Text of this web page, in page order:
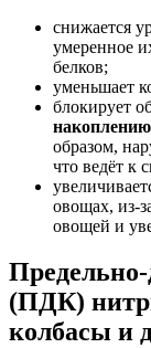
снижается
умеренное
белков;
уменьшает
блокирует
образом,
что ведёт к
овощах, из-
овощей и
(ПДК)
колбасы и